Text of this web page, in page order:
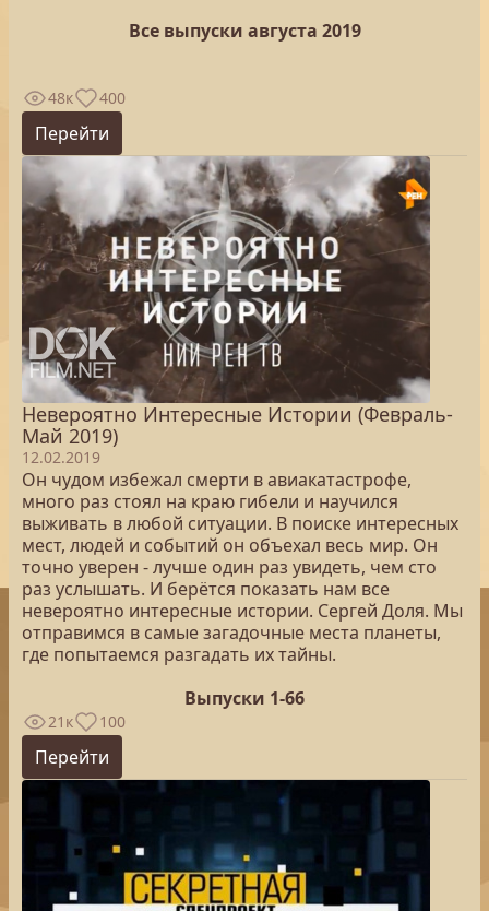
Все выпуски августа 2019
48к 400
Перейти
Невероятно Интересные Истории (Февраль-
Май 2019)
12.02.2019
Он чудом избежал смерти в авиакатастрофе,
много раз стоял на краю гибели и научился
выживать в любой ситуации. В поиске интересных
мест, людей и событий он объехал весь мир. Он
точно уверен - лучше один раз увидеть, чем сто
раз услышать. И берётся показать нам все
невероятно интересные истории. Сергей Доля. Мы
отправимся в самые загадочные места планеты,
где попытаемся разгадать их тайны.
Выпуски 1-66
21к 100
Перейти